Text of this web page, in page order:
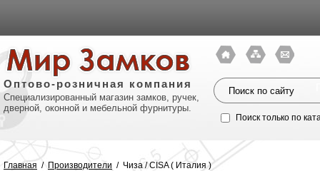
Оптово-розничная компания
Специализированный магазин замков, ручек,
дверной, оконной и мебельной фурнитуры.
Поиск только по
Главная / Производители / Чиза / CISA ( Италия )